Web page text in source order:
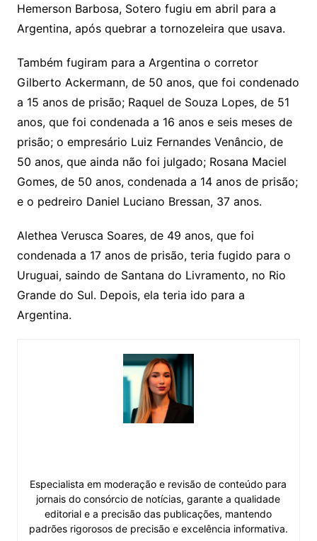
Hemerson Barbosa, Sotero fugiu em abril para a
Argentina, após quebrar a tornozeleira que usava.
Também fugiram para a Argentina o corretor
Gilberto Ackermann, de 50 anos, que foi condenado
a 15 anos de prisão; Raquel de Souza Lopes, de 51
anos, que foi condenada a 16 anos e seis meses de
prisão; o empresário Luiz Fernandes Venâncio, de
50 anos, que ainda não foi julgado; Rosana Maciel
Gomes, de 50 anos, condenada a 14 anos de prisão;
e o pedreiro Daniel Luciano Bressan, 37 anos.
Alethea Verusca Soares, de 49 anos, que foi
condenada a 17 anos de prisão, teria fugido para o
Uruguai, saindo de Santana do Livramento, no Rio
Grande do Sul. Depois, ela teria ido para a
Argentina.
Especialista em moderação e revisão de conteúdo para
jornais do consórcio de notícias, garante a qualidade
editorial e a precisão das publicações, mantendo
padrões rigorosos de precisão e excelência informativa.